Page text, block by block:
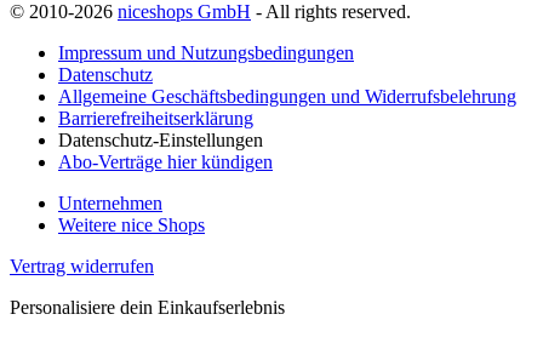
© 2010-2026 niceshops GmbH - All rights reserved.
Impressum und Nutzungsbedingungen
Datenschutz
Allgemeine Geschäftsbedingungen und Widerrufsbelehrung
Barrierefreiheitserklärung
Datenschutz-Einstellungen
Abo-Verträge hier kündigen
Unternehmen
Weitere nice Shops
Vertrag widerrufen
Personalisiere dein Einkaufserlebnis